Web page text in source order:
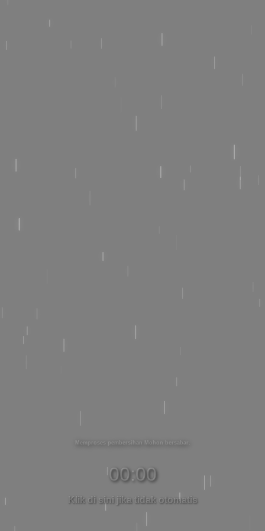
Memproses pembersihan Mohon bersabar
00:00
Klik di sini jika tidak otomatis